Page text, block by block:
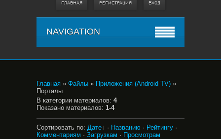
ГЛАВНАЯ РЕГИСТРАЦИЯ ВХОД
NAVIGATION
Главная » Файлы » Приложения (Android TV) »
Порталы
В категории материалов: 4
Показано материалов: 1-4
Сортировать по: Дате · Названию · Рейтингу ·
Комментариям · Загрузкам · Просмотрам